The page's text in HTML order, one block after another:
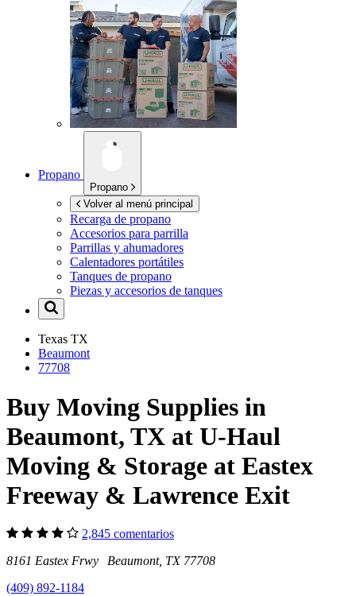
Propano
Propano
Volver al menú principal
Recarga de propano
Accesorios para parrilla
Parrillas y ahumadores
Calentadores portátiles
Tanques de propano
Piezas y accesorios de tanques
Texas TX
Beaumont
77708
Buy Moving Supplies in
Beaumont, TX at U-Haul
Moving & Storage at Eastex
Freeway & Lawrence Exit
2,845 comentarios
8161 Eastex Frwy Beaumont, TX 77708
(409) 892-1184